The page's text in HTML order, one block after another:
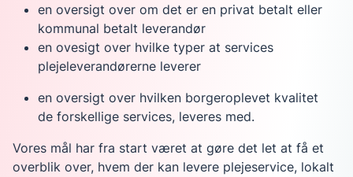
en oversigt over om det er en privat betalt eller
kommunal betalt leverandør
en ovesigt over hvilke typer at services
plejeleverandørerne leverer
en oversigt over hvilken borgeroplevet kvalitet
de forskellige services, leveres med.
Vores mål har fra start været at gøre det let at få et
overblik over, hvem der kan levere plejeservice, lokalt